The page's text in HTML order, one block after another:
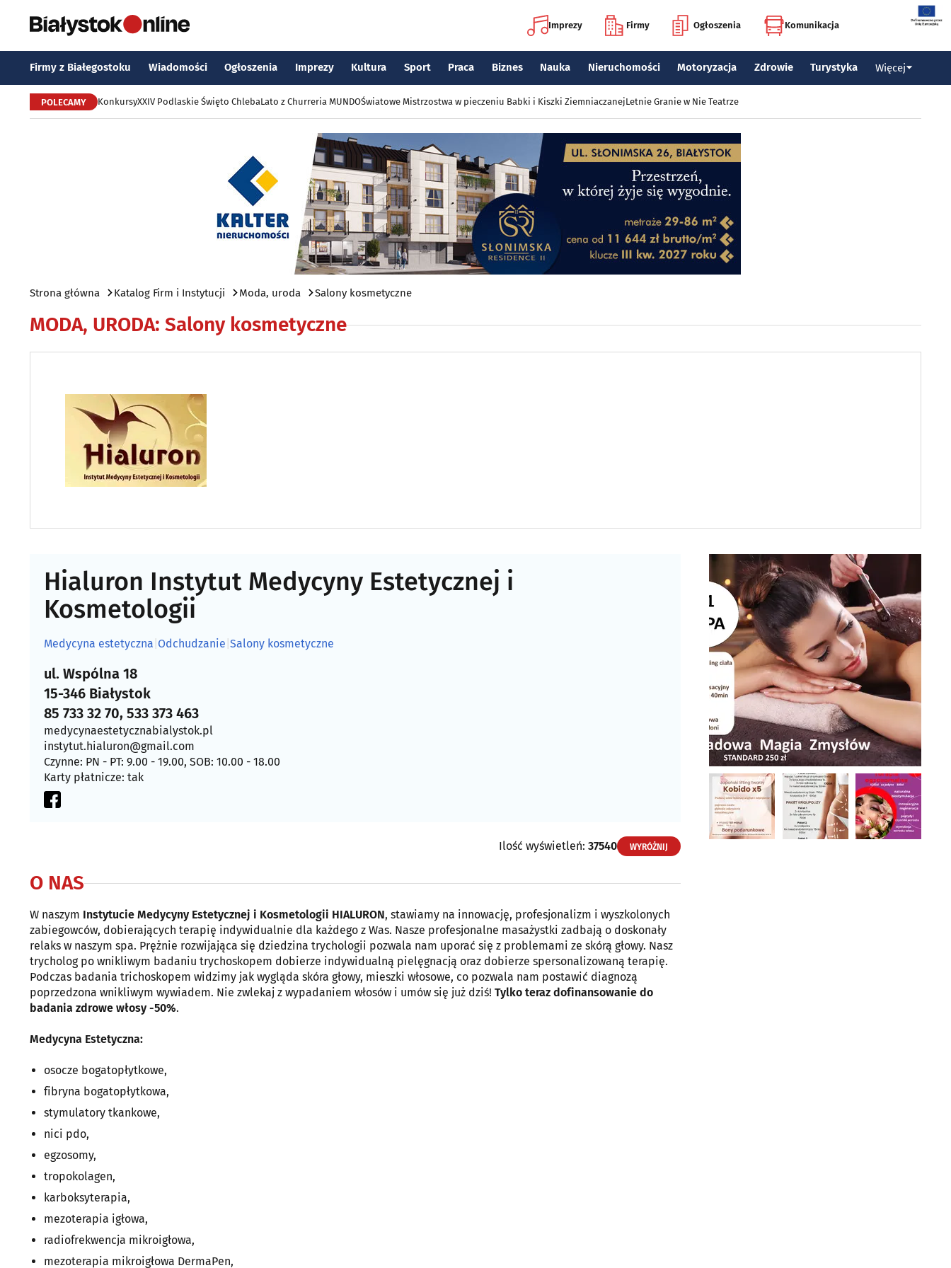
Imprezy Firmy Ogłoszenia Komunikacja
Firmy z Białegostoku Wiadomości Ogłoszenia Imprezy Kultura Sport Praca Biznes Nauka Nieruchomości Motoryzacja Zdrowie Turystyka Więcej
POLECAMY KonkursyXXIV Podlaskie Święto ChlebaLato z Churreria MUNDOŚwiatowe Mistrzostwa w pieczeniu Babki i Kiszki ZiemniaczanejLetnie Granie w Nie Teatrze
Strona główna Katalog Firm i Instytucji Moda, uroda Salony kosmetyczne
MODA, URODA: Salony kosmetyczne
Hialuron Instytut Medycyny Estetycznej i
Kosmetologii
Medycyna estetyczna Odchudzanie Salony kosmetyczne
ul. Wspólna 18
15-346 Białystok
85 733 32 70, 533 373 463
medycynaestetycznabialystok.pl
instytut.hialuron@gmail.com
Czynne: PN - PT: 9.00 - 19.00, SOB: 10.00 - 18.00
Karty płatnicze: tak
Ilość wyświetleń: 37540 WYRÓŻNIJ
O NAS
W naszym Instytucie Medycyny Estetycznej i Kosmetologii HIALURON, stawiamy na innowację, profesjonalizm i wyszkolonych
zabiegowców, dobierających terapię indywidualnie dla każdego z Was. Nasze profesjonalne masażystki zadbają o doskonały
relaks w naszym spa. Prężnie rozwijająca się dziedzina trychologii pozwala nam uporać się z problemami ze skórą głowy. Nasz
trycholog po wnikliwym badaniu trychoskopem dobierze indywidualną pielęgnacją oraz dobierze spersonalizowaną terapię.
Podczas badania trichoskopem widzimy jak wygląda skóra głowy, mieszki włosowe, co pozwala nam postawić diagnozą
poprzedzona wnikliwym wywiadem. Nie zwlekaj z wypadaniem włosów i umów się już dziś! Tylko teraz dofinansowanie do
badania zdrowe włosy -50%.
Medycyna Estetyczna:
osocze bogatopłytkowe,
fibryna bogatopłytkowa,
stymulatory tkankowe,
nici pdo,
egzosomy,
tropokolagen,
karboksyterapia,
mezoterapia igłowa,
radiofrekwencja mikroigłowa,
mezoterapia mikroigłowa DermaPen,